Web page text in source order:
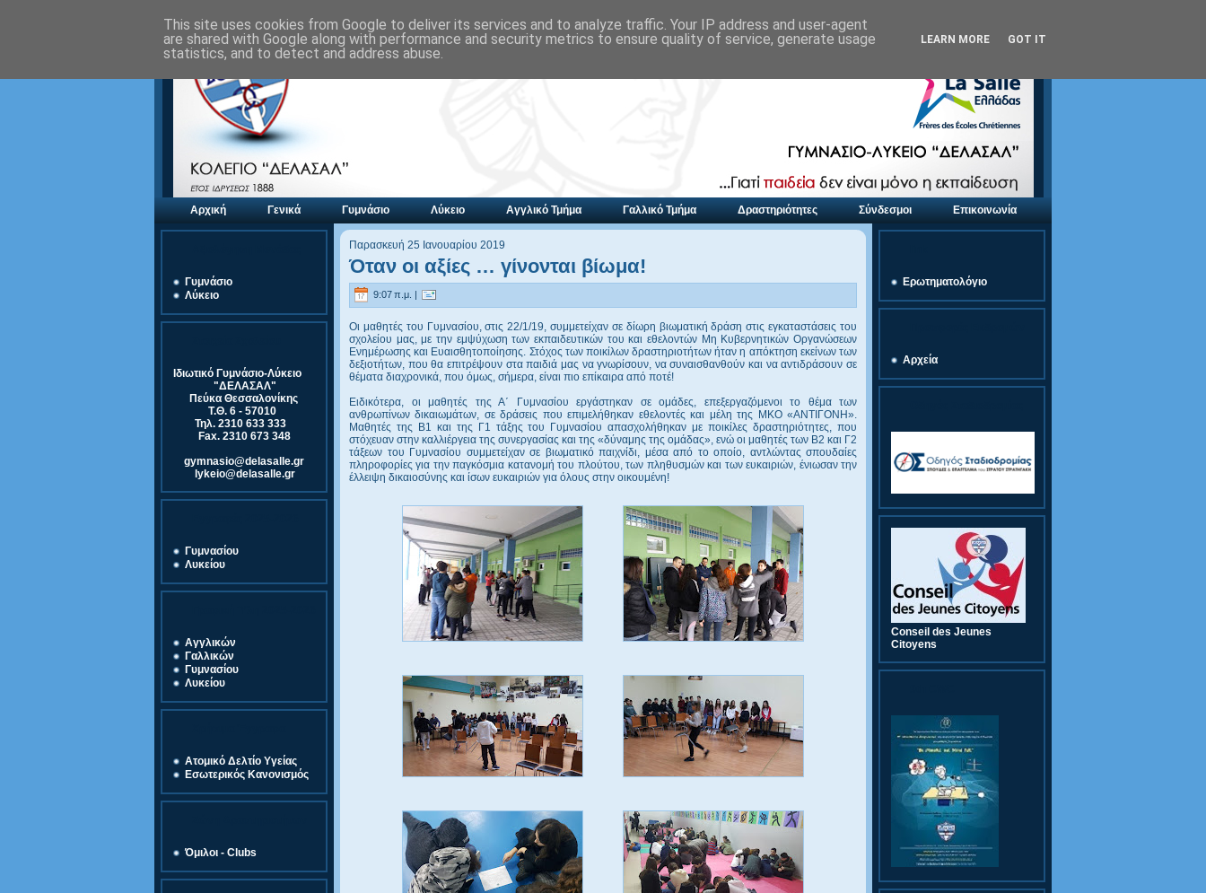
Αρχική Γενικά Γυμνάσιο Λύκειο Αγγλικό Τμήμα Γαλλικό Τμήμα Δραστηριότητες Σύνδεσμοι Επικοινωνία
Γυμνάσιο
Λύκειο
Ιδιωτικό Γυμνάσιο-Λύκειο
"ΔΕΛΑΣΑΛ"
Πεύκα Θεσσαλονίκης
Τ.Θ. 6 - 57010
Τηλ. 2310 633 333
Fax. 2310 673 348
gymnasio@delasalle.gr
lykeio@delasalle.gr
Γυμνασίου
Λυκείου
Αγγλικών
Γαλλικών
Γυμνασίου
Λυκείου
Ατομικό Δελτίο Υγείας
Εσωτερικός Κανονισμός
Όμιλοι - Clubs
Παρασκευή 25 Ιανουαρίου 2019
Όταν οι αξίες … γίνονται βίωμα!
9:07 π.μ. |
Oι μαθητές του Γυμνασίου, στις 22/1/19, συμμετείχαν σε δίωρη βιωματική δράση στις εγκαταστάσεις του
σχολείου μας, με την εμψύχωση των εκπαιδευτικών του και εθελοντών Μη Κυβερνητικών Οργανώσεων
Eνημέρωσης και Eυαισθητοποίησης. Στόχος των ποικίλων δραστηριοτήτων ήταν η απόκτηση εκείνων των
δεξιοτήτων, που θα επιτρέψουν στα παιδιά μας να γνωρίσουν, να συναισθανθούν και να αντιδράσουν σε
θέματα διαχρονικά, που όμως, σήμερα, είναι πιο επίκαιρα από ποτέ!
Ειδικότερα, οι μαθητές της Α΄ Γυμνασίου εργάστηκαν σε ομάδες, επεξεργαζόμενοι το θέμα των
ανθρωπίνων δικαιωμάτων, σε δράσεις που επιμελήθηκαν εθελοντές και μέλη της ΜΚΟ «ΑΝΤΙΓΟΝΗ».
Μαθητές της Β1 και της Γ1 τάξης του Γυμνασίου απασχολήθηκαν με ποικίλες δραστηριότητες, που
στόχευαν στην καλλιέργεια της συνεργασίας και της «δύναμης της ομάδας», ενώ οι μαθητές των Β2 και Γ2
τάξεων του Γυμνασίου συμμετείχαν σε βιωματικό παιχνίδι, μέσα από το οποίο, αντλώντας σπουδαίες
πληροφορίες για την παγκόσμια κατανομή του πλούτου, των πληθυσμών και των ευκαιριών, ένιωσαν την
έλλειψη δικαιοσύνης και ίσων ευκαιριών για όλους στην οικουμένη!
Ερωτηματολόγιο
Αρχεία
Conseil des Jeunes
Citoyens
This site uses cookies from Google to deliver its services and to analyze traffic. Your IP address and user-agent
are shared with Google along with performance and security metrics to ensure quality of service, generate usage
statistics, and to detect and address abuse.
LEARN MORE GOT IT